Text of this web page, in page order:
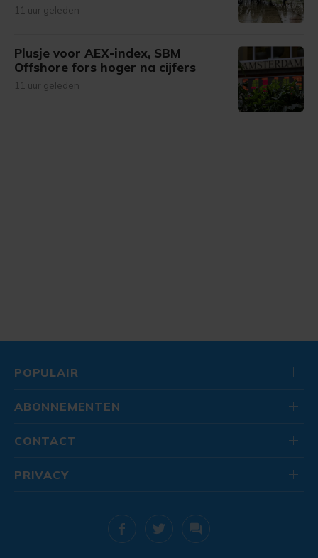
11 uur geleden
Plusje voor AEX-index, SBM
Offshore fors hoger na cijfers
11 uur geleden
POPULAIR
ABONNEMENTEN
CONTACT
PRIVACY